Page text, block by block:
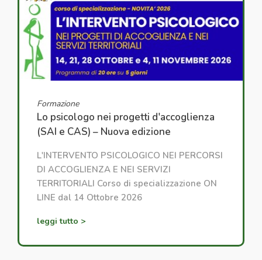
Formazione
Lo psicologo nei progetti d'accoglienza
(SAI e CAS) – Nuova edizione
L'INTERVENTO PSICOLOGICO NEI PERCORSI
DI ACCOGLIENZA E NEI SERVIZI
TERRITORIALI Corso di specializzazione ON
LINE dal 14 Ottobre 2026
leggi tutto >